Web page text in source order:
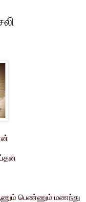
பெண்ணும் மணந்து